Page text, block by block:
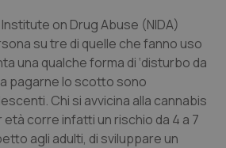
Giulia
coronaropatie
on Drug Abuse (NIDA)
su tre di quelle che fanno uso
una qualche forma di ‘disturbo da
a pagarne lo scotto sono
Chi si avvicina alla cannabis
età corre infatti un rischio da 4 a 7
agli adulti, di sviluppare un